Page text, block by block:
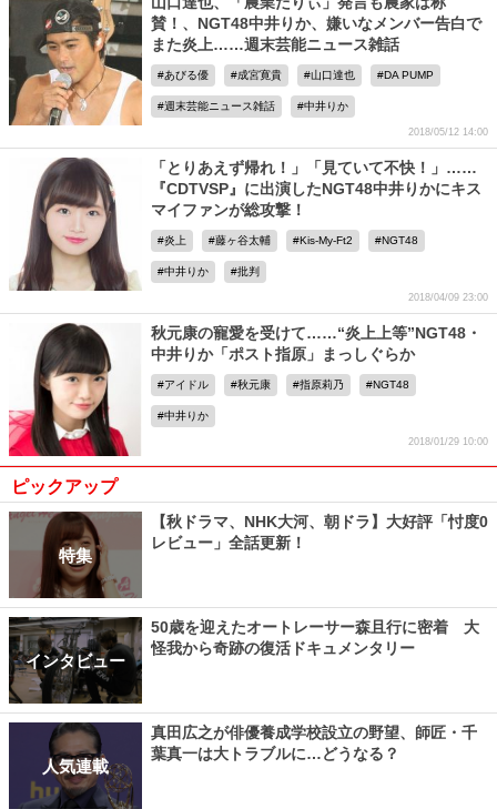
賛！、NGT48中井りか、嫌いなメンバー告白で
また炎上……週末芸能ニュース雑話
あびる優 成宮寛貴 山口達也 DA PUMP
週末芸能ニュース雑話 中井りか
2018/05/12 14:00
「とりあえず帰れ！」「見ていて不快！」……
『CDTVSP』に出演したNGT48中井りかにキス
マイファンが総攻撃！
炎上 藤ヶ谷太輔 Kis-My-Ft2 NGT48
中井りか 批判
2018/04/09 23:00
秋元康の寵愛を受けて……“炎上上等”NGT48・
中井りか「ポスト指原」まっしぐらか
アイドル 秋元康 指原莉乃 NGT48
中井りか
2018/01/29 10:00
ピックアップ
特集
【秋ドラマ、NHK大河、朝ドラ】大好評「忖度0
レビュー」全話更新！
インタビュー
50歳を迎えたオートレーサー森且行に密着 大
怪我から奇跡の復活ドキュメンタリー
人気連載
真田広之が俳優養成学校設立の野望、師匠・千
葉真一は大トラブルに…どうなる？